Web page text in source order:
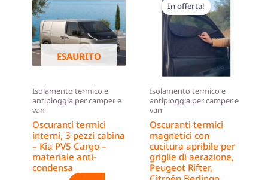
ESAURITO
Isolamento termico e
antipioggia per camper e
van
Oscuranti termici
interni, 3 pezzi cabina
– Kia PV5 Cargo –
materiale anti-
condensa
In offerta!
In offerta!
Isolamento termico e
antipioggia per camper e
van
Oscuranti termici
magnetici con
cucitura apribile per
griglie di aerazione,
Peugeot Rifter,
prodotto
ha
più
varianti.
possono
scelte
nella
pagina
del